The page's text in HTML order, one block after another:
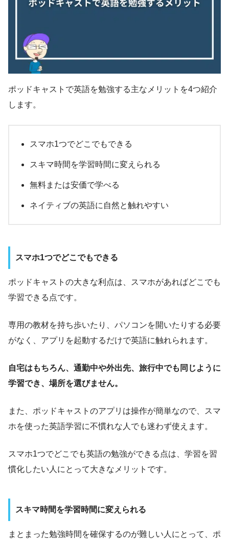
ポッドキャストで英語を勉強する主なメリットを4つ紹介
します。
スマホ1つでどこでもできる
スキマ時間を学習時間に変えられる
無料または安価で学べる
ネイティブの英語に自然と触れやすい
スマホ1つでどこでもできる
​​ポッドキャストの大きな利点は、スマホがあればどこでも
学習できる点です。
専用の教材を持ち歩いたり、パソコンを開いたりする必要
がなく、アプリを起動するだけで英語に触れられます。
自宅はもちろん、通勤中や外出先、旅行中でも同じように
学習でき、場所を選びません。
また、ポッドキャストのアプリは操作が簡単なので、スマ
ホを使った英語学習に不慣れな人でも迷わず使えます。
スマホ1つでどこでも英語の勉強ができる点は、学習を習
慣化したい人にとって大きなメリットです。
スキマ時間を学習時間に変えられる
まとまった勉強時間を確保するのが難しい人にとって、ポ